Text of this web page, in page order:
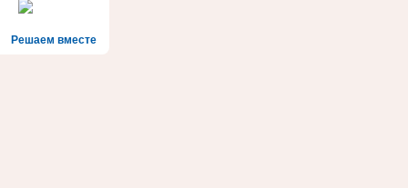
Решаем вместе